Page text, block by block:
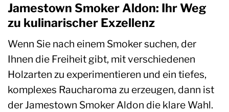
Jamestown Smoker Aldon: Ihr Weg
zu kulinarischer Exzellenz
Wenn Sie nach einem Smoker suchen, der
Ihnen die Freiheit gibt, mit verschiedenen
Holzarten zu experimentieren und ein tiefes,
komplexes Raucharoma zu erzeugen, dann ist
der Jamestown Smoker Aldon die klare Wahl.